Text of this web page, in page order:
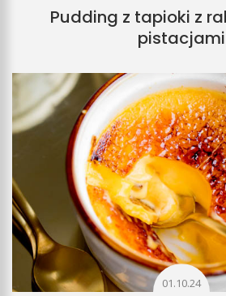
Pudding z tapioki z
pistacjami
01.10.24